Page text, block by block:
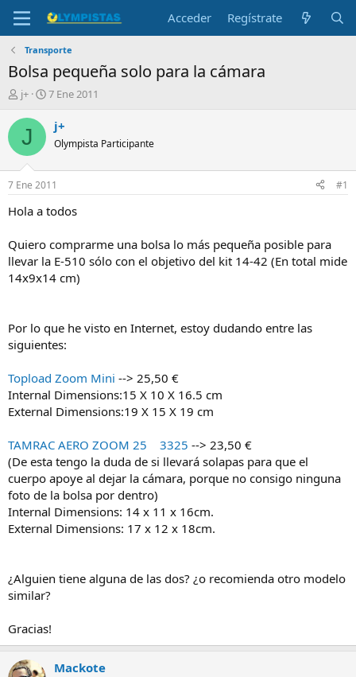
Acceder Regístrate
Transporte
Bolsa pequeña solo para la cámara
I
i
a
d
o
r
l
t
e
j+
F
h
e
i
n
i
o
7 Ene 2011
J j+
Olympista Participante
7 Ene 2011 #1
Hola a todos
Quiero comprarme una bolsa lo más pequeña posible para
llevar la E-510 sólo con el objetivo del kit 14-42 (En total mide
14x9x14 cm)
Por lo que he visto en Internet, estoy dudando entre las
siguientes:
Topload Zoom Mini --> 25,50 €
Internal Dimensions:15 X 10 X 16.5 cm
External Dimensions:19 X 15 X 19 cm
TAMRAC AERO ZOOM 25 3325 --> 23,50 €
(De esta tengo la duda de si llevará solapas para que el
cuerpo apoye al dejar la cámara, porque no consigo ninguna
foto de la bolsa por dentro)
Internal Dimensions: 14 x 11 x 16cm.
External Dimensions: 17 x 12 x 18cm.
¿Alguien tiene alguna de las dos? ¿o recomienda otro modelo
similar?
Gracias!
Mackote